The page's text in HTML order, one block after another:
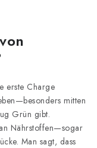
erste Charge
mitten
Grün gibt.
Nährstoffen—sogar
Man sagt, dass